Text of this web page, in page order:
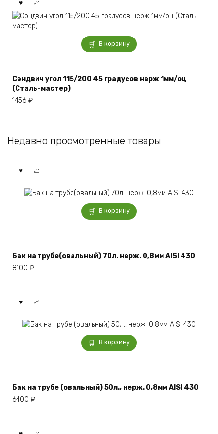
В корзину
Сэндвич угол 115/200 45 градусов нерж 1мм/оц
(Сталь-мастер)
1456 ₽
Недавно просмотренные товары
В корзину
Бак на трубе(овальный) 70л. нерж. 0,8мм AISI 430
8100 ₽
В корзину
Бак на трубе (овальный) 50л., нерж. 0,8мм AISI 430
6400 ₽